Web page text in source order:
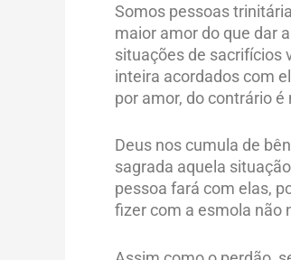
Somos pessoas
maior amor do que dar
situações de sacrifícios
inteira acordados com
por amor, do contrário
Deus nos cumula de
sagrada aquela
pessoa fará com elas,
fizer com a esmola não